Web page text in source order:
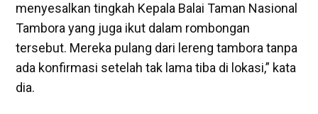
menyesalkan tingkah Kepala Balai Taman Nasional
Tambora yang juga ikut dalam rombongan
tersebut. Mereka pulang dari lereng tambora tanpa
ada konfirmasi setelah tak lama tiba di lokasi,” kata
dia.